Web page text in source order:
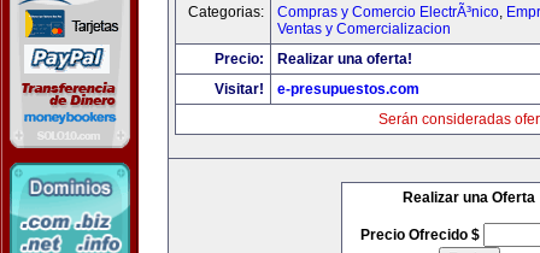
Categorias:
Compras y Comercio ElectrÃ³nico,
Ventas y Comercializacion
Precio:
Realizar una oferta!
Visitar!
e-presupuestos.com
Serán consideradas
Realizar una Oferta
Precio Ofrecido $